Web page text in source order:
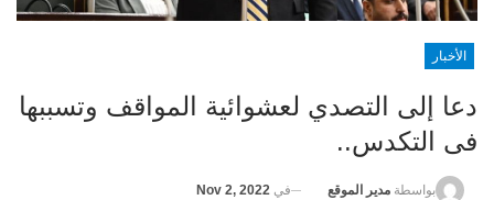
الأخبار
دعا إلى التصدي لعشوائية المواقف وتسببها
فى التكدس..
بواسطة مدير الموقع في Nov 2, 2022